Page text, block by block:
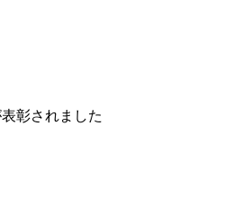
彰されました